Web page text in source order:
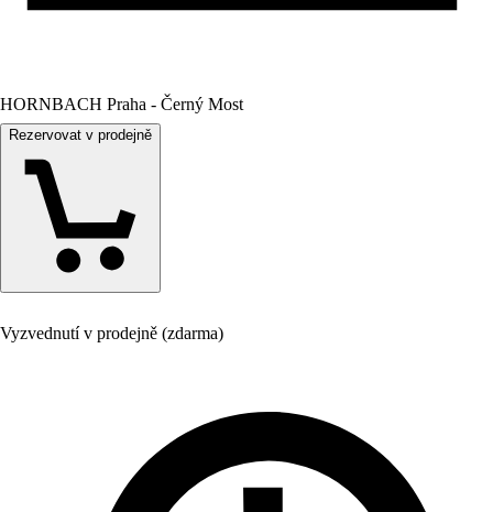
HORNBACH Praha - Černý Most
Rezervovat v prodejně
Vyzvednutí v prodejně (zdarma)